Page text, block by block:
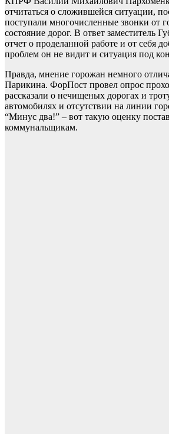
отчитаться о сложившейся ситуации,
поступали многочисленные звонки от
состояние дорог. В ответ заместитель
отчет о проделанной работе и от себя
проблем он не видит и ситуация под
Правда, мнение горожан немного
Парикина. ФорПост провел опрос
рассказали о нечищеных дорогах и
автомобилях и отсутствии на линии
“Минус два!” – вот такую оценку
коммунальщикам.